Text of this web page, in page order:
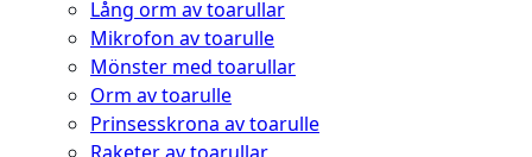
Lång orm av toarullar
Mikrofon av toarulle
Mönster med toarullar
Orm av toarulle
Prinsesskrona av toarulle